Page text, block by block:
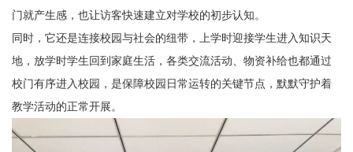
门就产生感，也让访客快速建立对学校的初步认知。
同时，它还是连接校园与社会的纽带，上学时迎接学生进入知识天
地，放学时学生回到家庭生活，各类交流活动、物资补给也都通过
校门有序进入校园，是保障校园日常运转的关键节点，默默守护着
教学活动的正常开展。